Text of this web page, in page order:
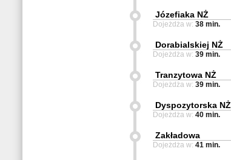
Józefiaka NŻ
Dojeżdża w: 38 min.
Dorabialskiej NŻ
Dojeżdża w: 39 min.
Tranzytowa NŻ
Dojeżdża w: 39 min.
Dyspozytorska NŻ
Dojeżdża w: 40 min.
Zakładowa
Dojeżdża w: 41 min.